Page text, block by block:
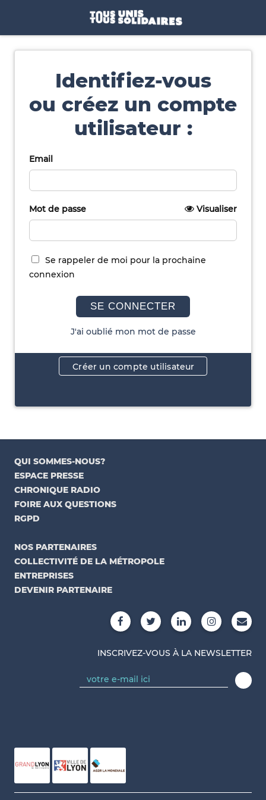
Identifiez-vous
ou créez un compte
utilisateur :
Email
Mot de passe Visualiser
Se rappeler de moi pour la prochaine
connexion
SE CONNECTER
J'ai oublié mon mot de passe
Créer un compte utilisateur
QUI SOMMES-NOUS?
ESPACE PRESSE
CHRONIQUE RADIO
FOIRE AUX QUESTIONS
RGPD
NOS PARTENAIRES
COLLECTIVITÉ DE LA MÉTROPOLE
ENTREPRISES
DEVENIR PARTENAIRE
INSCRIVEZ-VOUS À LA NEWSLETTER